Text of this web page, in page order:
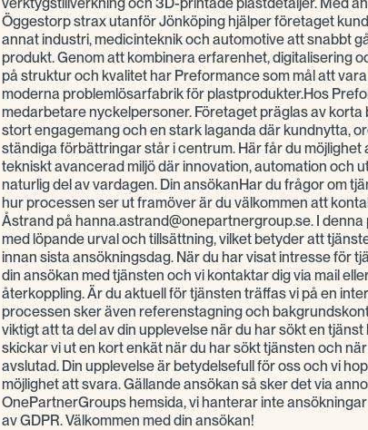
Öggestorp strax utanför Jönköping hjälper företaget
annat industri, medicinteknik och automotive att snabbt
produkt. Genom att kombinera erfarenhet, digitalisering
på struktur och kvalitet har Preformance som mål att
moderna problemlösarfabrik för plastprodukter.Hos
medarbetare nyckelpersoner. Företaget präglas av korta
stort engagemang och en stark laganda där kundnytta,
ständiga förbättringar står i centrum. Här får du möjlighet
tekniskt avancerad miljö där innovation, automation och
naturlig del av vardagen. Din ansökanHar du frågor om
hur processen ser ut framöver är du välkommen att
Åstrand på hanna.astrand@onepartnergroup.se. I
med löpande urval och tillsättning, vilket betyder att
innan sista ansökningsdag. När du har visat intresse för
din ansökan med tjänsten och vi kontaktar dig via mail
återkoppling. Är du aktuell för tjänsten träffas vi på en
processen sker även referenstagning och
viktigt att ta del av din upplevelse när du har sökt en
skickar vi ut en kort enkät när du har sökt tjänsten och
avslutad. Din upplevelse är betydelsefull för oss och vi
möjlighet att svara. Gällande ansökan så sker det via
OnePartnerGroups hemsida, vi hanterar inte
av GDPR. Välkommen med din ansökan!